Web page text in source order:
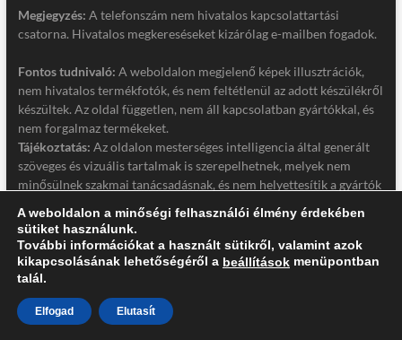
Megjegyzés: A telefonszám nem hivatalos kapcsolattartási
csatorna. Hivatalos megkereséseket kizárólag e-mailben fogadok.
Fontos tudnivaló: A weboldalon megjelenő képek illusztrációk,
nem hivatalos termékfotók, és nem feltétlenül az adott készülékről
készültek. Az oldal független, nem áll kapcsolatban gyártókkal, és
nem forgalmaz termékeket.
Tájékoztatás: Az oldalon mesterséges intelligencia által generált
szöveges és vizuális tartalmak is szerepelhetnek, melyek nem
minősülnek szakmai tanácsadásnak, és nem helyettesítik a gyártók
Jogi nyilatkozat
Adatkezelési tájékoztató
A weboldalon a minőségi felhasználói élmény érdekében
sütiket használunk.
További információkat a használt sütikről, valamint azok
kikapcsolásának lehetőségéről a beállítások menüpontban
talál.
Elfogad Elutasít